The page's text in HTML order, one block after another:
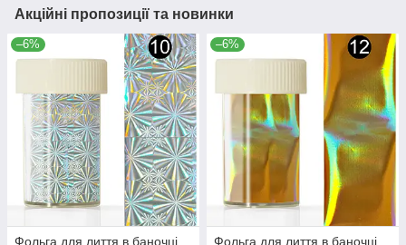
Акційні пропозиції та новинки
–6%
Фольга для лиття в баночці
–6%
Фольга для лиття в баночці